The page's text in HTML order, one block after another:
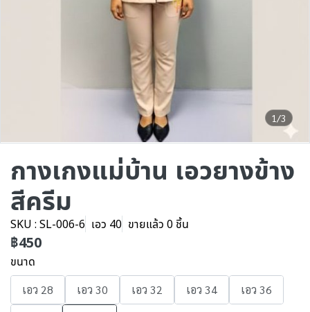
1/3
กางเกงแม่บ้าน เอวยางข้าง
สีครีม
SKU : SL-006-6 เอว 40 ขายแล้ว 0 ชิ้น
฿450
ขนาด
เอว 28 เอว 30 เอว 32 เอว 34
เอว 36